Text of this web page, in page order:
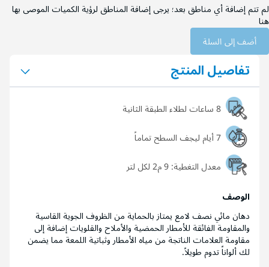
لم تتم إضافة أي مناطق بعد؛ يرجى إضافة المناطق لرؤية الكميات الموصى بها
هنا
أضف إلى السلة
تفاصيل المنتج
8 ساعات لطلاء الطبقة الثانية
7 أيام ليجف السطح تماماً
معدل التغطية:
الوصف
دهان مائي نصف لامع يمتاز بالحماية من الظروف الجوية القاسية
والمقاومة الفائقة للأمطار الحمضية والأملاح والقلويات إضافة إلى
مقاومة العلامات الناتجة من مياه الأمطار وثباتية اللمعة مما يضمن
لك ألواناً تدوم طويلاً.